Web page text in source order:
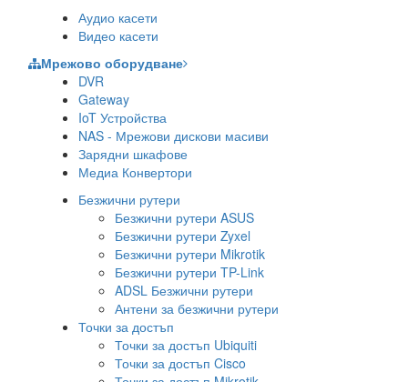
Аудио касети
Видео касети
Мрежово оборудване
DVR
Gateway
IoT Устройства
NAS - Мрежови дискови масиви
Зарядни шкафове
Медиа Конвертори
Безжични рутери
Безжични рутери ASUS
Безжични рутери Zyxel
Безжични рутери Mikrotik
Безжични рутери TP-Link
ADSL Безжични рутери
Антени за безжични рутери
Точки за достъп
Точки за достъп Ubiquiti
Точки за достъп Cisco